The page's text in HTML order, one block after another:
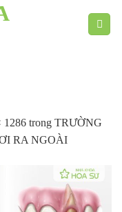
1286 trong TRƯỜNG
RA NGOÀI